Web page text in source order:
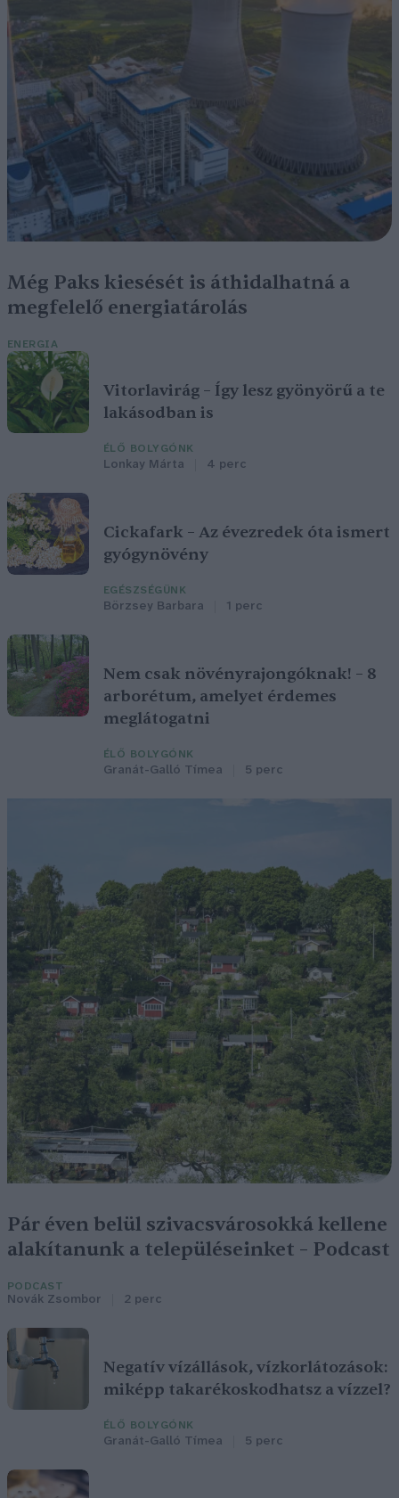
Még Paks kiesését is áthidalhatná a
megfelelő energiatárolás
ENERGIA
Vitorlavirág – Így lesz gyönyörű a te
lakásodban is
ÉLŐ BOLYGÓNK
Lonkay Márta 4 perc
Cickafark – Az évezredek óta ismert
gyógynövény
EGÉSZSÉGÜNK
Börzsey Barbara 1 perc
Nem csak növényrajongóknak! – 8
arborétum, amelyet érdemes
meglátogatni
ÉLŐ BOLYGÓNK
Granát-Galló Tímea 5 perc
Pár éven belül szivacsvárosokká kellene
alakítanunk a településeinket – Podcast
PODCAST
Novák Zsombor 2 perc
Negatív vízállások, vízkorlátozások:
miképp takarékoskodhatsz a vízzel?
ÉLŐ BOLYGÓNK
Granát-Galló Tímea 5 perc